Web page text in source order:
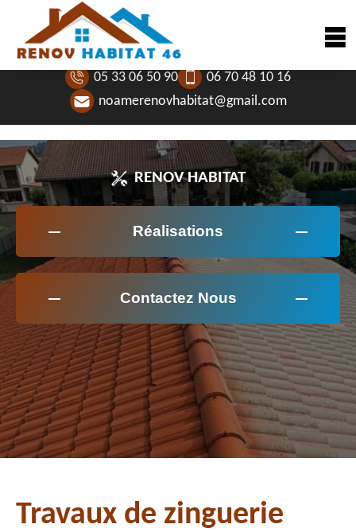
05 33 06 50 90
06 70 48 10 16
noamerenovhabitat@gmail.com
RENOV HABITAT
Réalisations
Contactez Nous
Travaux de zinguerie